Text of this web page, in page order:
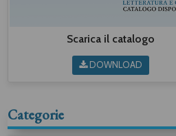
Scarica il catalogo
DOWNLOAD
Categorie